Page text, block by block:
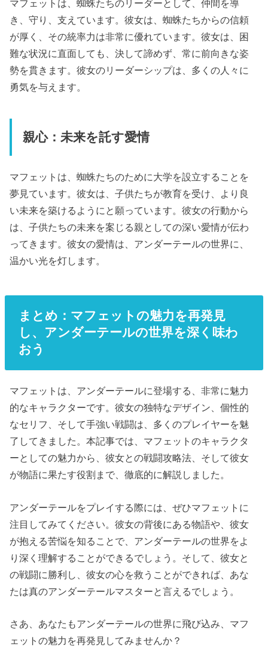
マフェットは、蜘蛛たちのリーダーとして、仲間を導
き、守り、支えています。彼女は、蜘蛛たちからの信頼
が厚く、その統率力は非常に優れています。彼女は、困
難な状況に直面しても、決して諦めず、常に前向きな姿
勢を貫きます。彼女のリーダーシップは、多くの人々に
勇気を与えます。
親心：未来を託す愛情
マフェットは、蜘蛛たちのために大学を設立することを
夢見ています。彼女は、子供たちが教育を受け、より良
い未来を築けるようにと願っています。彼女の行動から
は、子供たちの未来を案じる親としての深い愛情が伝わ
ってきます。彼女の愛情は、アンダーテールの世界に、
温かい光を灯します。
まとめ：マフェットの魅力を再発見
し、アンダーテールの世界を深く味わ
おう
マフェットは、アンダーテールに登場する、非常に魅力
的なキャラクターです。彼女の独特なデザイン、個性的
なセリフ、そして手強い戦闘は、多くのプレイヤーを魅
了してきました。本記事では、マフェットのキャラクタ
ーとしての魅力から、彼女との戦闘攻略法、そして彼女
が物語に果たす役割まで、徹底的に解説しました。
アンダーテールをプレイする際には、ぜひマフェットに
注目してみてください。彼女の背後にある物語や、彼女
が抱える苦悩を知ることで、アンダーテールの世界をよ
り深く理解することができるでしょう。そして、彼女と
の戦闘に勝利し、彼女の心を救うことができれば、あな
たは真のアンダーテールマスターと言えるでしょう。
さあ、あなたもアンダーテールの世界に飛び込み、マフ
ェットの魅力を再発見してみませんか？